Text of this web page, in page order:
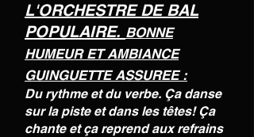
L'ORCHESTRE DE BAL
POPULAIRE. BONNE
HUMEUR ET AMBIANCE
GUINGUETTE ASSUREE :
Du rythme et du verbe. Ça danse
sur la piste et dans les têtes! Ça
chante et ça reprend aux refrains